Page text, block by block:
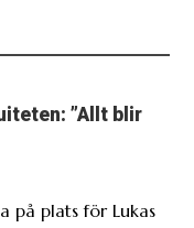
”Allt blir